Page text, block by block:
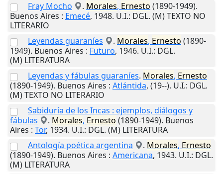
Fray Mocho
. Morales, Ernesto (1890-1949).
Buenos Aires : Emecé, 1948. U.I.: DGL. (M) TEXTO NO
LITERARIO
Leyendas guaraníes
. Morales, Ernesto (1890-
1949). Buenos Aires : Futuro, 1946. U.I.: DGL.
(M) LITERATURA
Leyendas y fábulas guaraníes. Morales, Ernesto
(1890-1949). Buenos Aires : Atlántida, (19--). U.I.: DGL.
(M) TEXTO NO LITERARIO
Sabiduría de los Incas : ejemplos, diálogos y
fábulas
. Morales, Ernesto (1890-1949). Buenos
Aires : Tor, 1934. U.I.: DGL. (M) LITERATURA
Antología poética argentina
. Morales, Ernesto
(1890-1949). Buenos Aires : Americana, 1943. U.I.: DGL.
(M) LITERATURA